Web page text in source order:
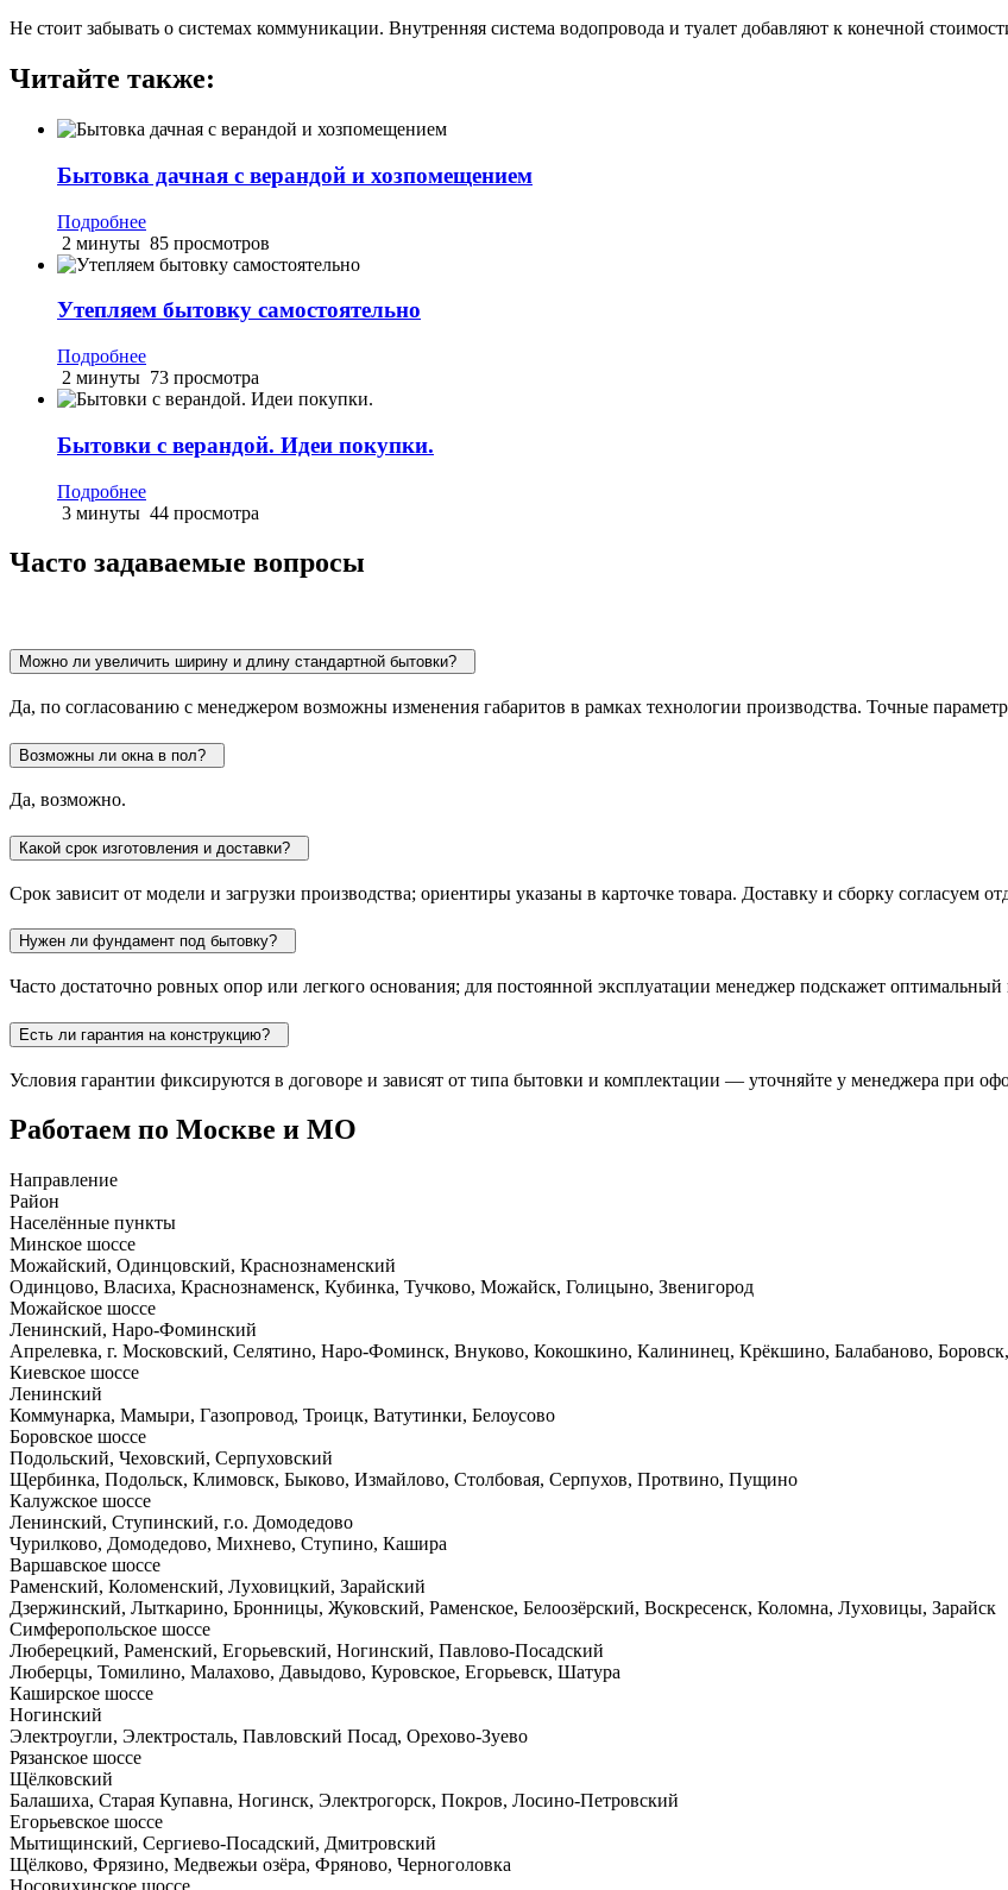
Не стоит забывать о системах коммуникации. Внутренняя система водопровода и туалет добавляют к конечной
Читайте также:
Бытовка дачная с верандой и хозпомещением
Подробнее
2 минуты 85 просмотров
Утепляем бытовку самостоятельно
Подробнее
2 минуты 73 просмотра
Бытовки с верандой. Идеи покупки.
Подробнее
3 минуты 44 просмотра
Часто задаваемые вопросы
Можно ли увеличить ширину и длину стандартной бытовки?
Да, по согласованию с менеджером возможны изменения габаритов в рамках технологии производства. Точные
Возможны ли окна в пол?
Да, возможно.
Какой срок изготовления и доставки?
Срок зависит от модели и загрузки производства; ориентиры указаны в карточке товара. Доставку и сборку согласуем
Нужен ли фундамент под бытовку?
Часто достаточно ровных опор или легкого основания; для постоянной эксплуатации менеджер подскажет оптимальный
Есть ли гарантия на конструкцию?
Условия гарантии фиксируются в договоре и зависят от типа бытовки и комплектации — уточняйте у менеджера при
Работаем по Москве и МО
Направление
Район
Населённые пункты
Минское шоссе
Можайский, Одинцовский, Краснознаменский
Одинцово, Власиха, Краснознаменск, Кубинка, Тучково, Можайск, Голицыно, Звенигород
Можайское шоссе
Ленинский, Наро-Фоминский
Апрелевка, г. Московский, Селятино, Наро-Фоминск, Внуково, Кокошкино, Калининец, Крёкшино, Балабаново,
Киевское шоссе
Ленинский
Коммунарка, Мамыри, Газопровод, Троицк, Ватутинки, Белоусово
Боровское шоссе
Подольский, Чеховский, Серпуховский
Щербинка, Подольск, Климовск, Быково, Измайлово, Столбовая, Серпухов, Протвино, Пущино
Калужское шоссе
Ленинский, Ступинский, г.о. Домодедово
Чурилково, Домодедово, Михнево, Ступино, Кашира
Варшавское шоссе
Раменский, Коломенский, Луховицкий, Зарайский
Дзержинский, Лыткарино, Бронницы, Жуковский, Раменское, Белоозёрский, Воскресенск, Коломна, Луховицы, Зарайск
Симферопольское шоссе
Люберецкий, Раменский, Егорьевский, Ногинский, Павлово-Посадский
Люберцы, Томилино, Малахово, Давыдово, Куровское, Егорьевск, Шатура
Каширское шоссе
Ногинский
Электроугли, Электросталь, Павловский Посад, Орехово-Зуево
Рязанское шоссе
Щёлковский
Балашиха, Старая Купавна, Ногинск, Электрогорск, Покров, Лосино-Петровский
Егорьевское шоссе
Мытищинский, Сергиево-Посадский, Дмитровский
Щёлково, Фрязино, Медвежьи озёра, Фряново, Черноголовка